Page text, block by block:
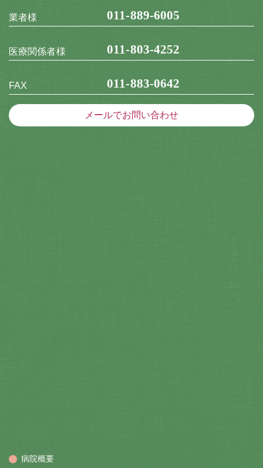
業者様 011-889-6005
医療関係者様 011-803-4252
FAX 011-883-0642
メールでお問い合わせ
病院概要